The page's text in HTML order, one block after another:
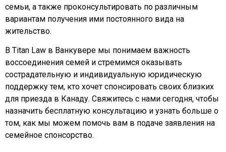
семьи, а также проконсультировать по различным
вариантам получения ими постоянного вида на
жительство.
В Titan Law в Ванкувере мы понимаем важность
воссоединения семей и стремимся оказывать
сострадательную и индивидуальную юридическую
поддержку тем, кто хочет спонсировать своих близких
для приезда в Канаду. Свяжитесь с нами сегодня, чтобы
назначить бесплатную консультацию и узнать больше о
том, как мы можем помочь вам в подаче заявления на
семейное спонсорство.